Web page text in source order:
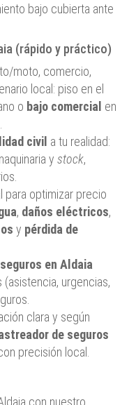
bajo cubierta ante
(rápido y práctico)
moto, comercio,
local: piso en el
o bajo comercial en
civil a tu realidad:
y stock,
para optimizar precio
, daños eléctricos,
y pérdida de
en Aldaia
urgencias,
clara y según
de seguros
precisión local.
con nuestro